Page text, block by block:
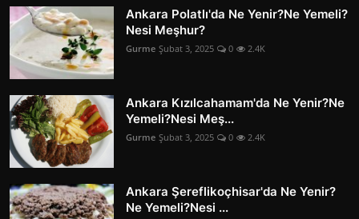
Ankara Polatlı'da Ne Yenir?Ne Yemeli?
Nesi Meşhur?
Gurme Şubat 3, 2025 0 2.4K
Ankara Kızılcahamam'da Ne Yenir?Ne
Yemeli?Nesi Meş...
Gurme Şubat 3, 2025 0 2.4K
Ankara Şereflikoçhisar'da Ne Yenir?
Ne Yemeli?Nesi ...